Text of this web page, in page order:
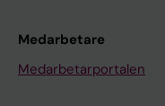
Medarbetare
Medarbetarportalen